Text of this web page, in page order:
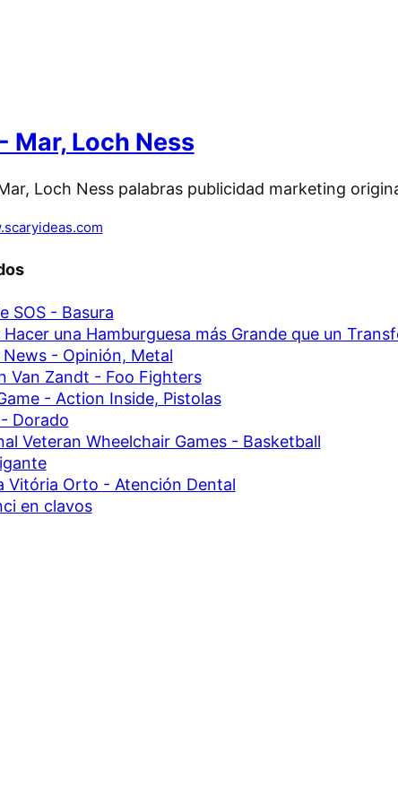
Mar, Loch Ness
SOS - Basura
Hacer una Hamburguesa más Grande que un
News - Opinión, Metal
Van Zandt - Foo Fighters
- Action Inside, Pistolas
Dorado
Veteran Wheelchair Games - Basketball
Vitória Orto - Atención Dental
en clavos